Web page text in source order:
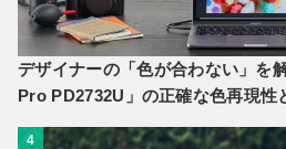
デザイナーの「色が合わない」を
Pro PD2732U」の正確な色再現性
4